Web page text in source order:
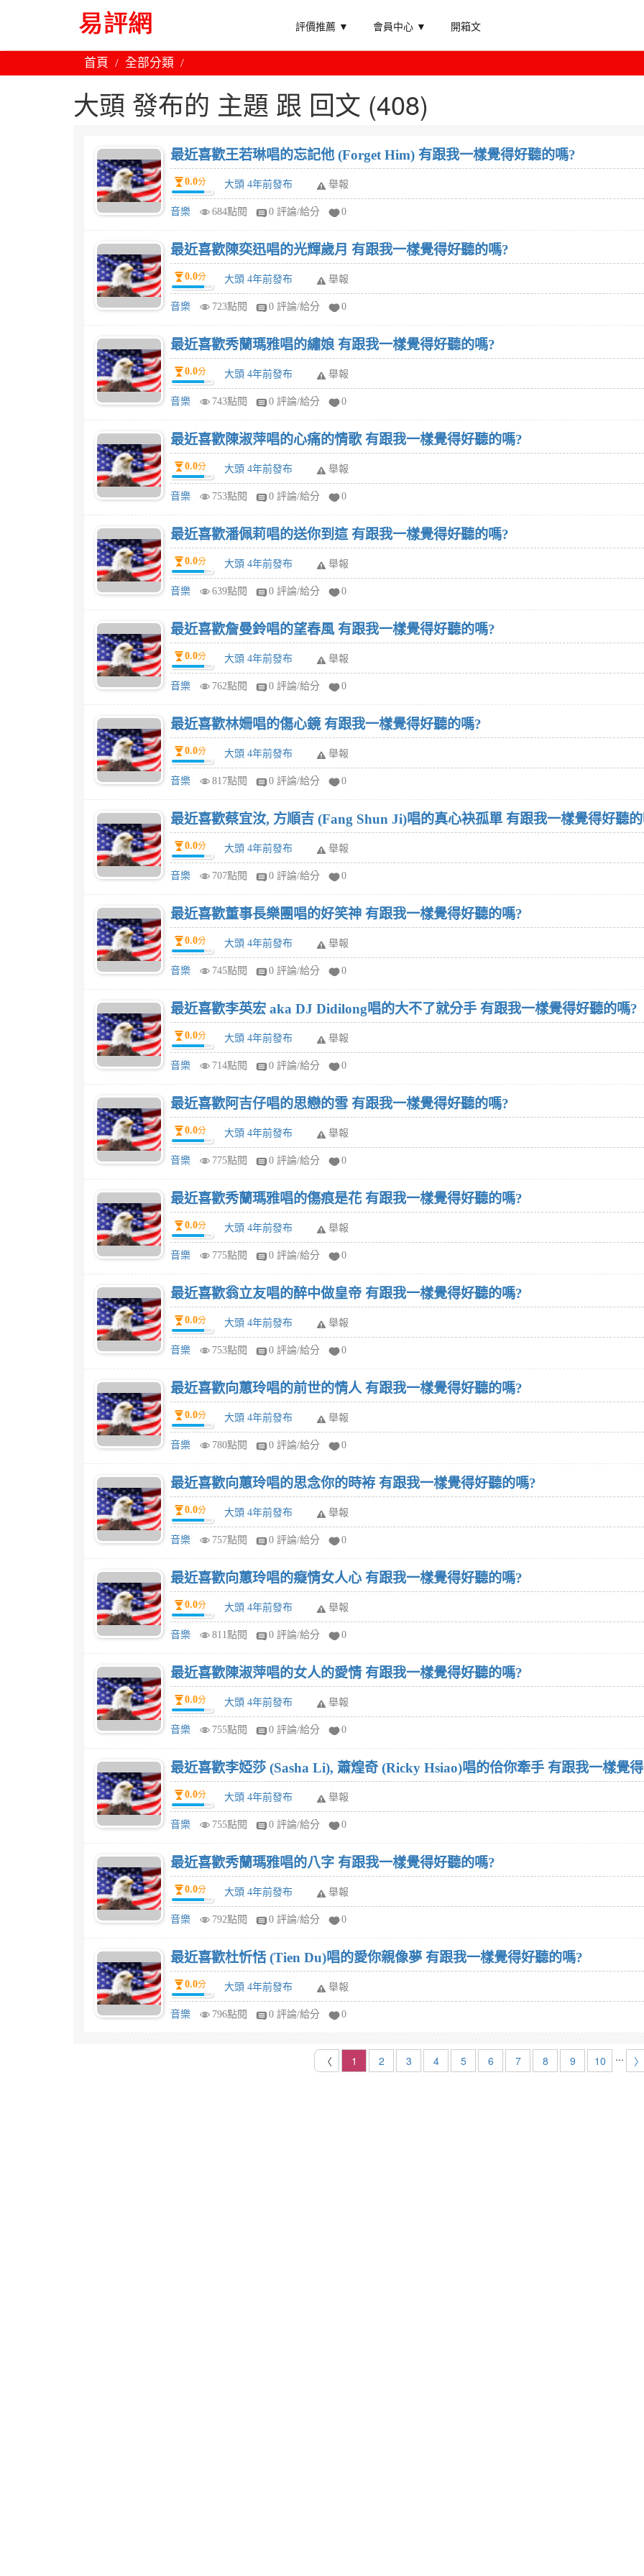
評價推薦 ▼ 會員中心 ▼ 開箱文
首頁 全部分類
大頭 發布的 主題 跟 回文 (408)
最近喜歡王若琳唱的忘記他 (Forget Him) 有跟我一樣覺得好聽的嗎?
0.0分 大頭 4年前發布 舉報
音樂 684點閱 0 評論/給分 0
最近喜歡陳奕迅唱的光輝歲月 有跟我一樣覺得好聽的嗎?
0.0分 大頭 4年前發布 舉報
音樂 723點閱 0 評論/給分 0
最近喜歡秀蘭瑪雅唱的繡娘 有跟我一樣覺得好聽的嗎?
0.0分 大頭 4年前發布 舉報
音樂 743點閱 0 評論/給分 0
最近喜歡陳淑萍唱的心痛的情歌 有跟我一樣覺得好聽的嗎?
0.0分 大頭 4年前發布 舉報
音樂 753點閱 0 評論/給分 0
最近喜歡潘佩莉唱的送你到這 有跟我一樣覺得好聽的嗎?
0.0分 大頭 4年前發布 舉報
音樂 639點閱 0 評論/給分 0
最近喜歡詹曼鈴唱的望春風 有跟我一樣覺得好聽的嗎?
0.0分 大頭 4年前發布 舉報
音樂 762點閱 0 評論/給分 0
最近喜歡林姍唱的傷心鏡 有跟我一樣覺得好聽的嗎?
0.0分 大頭 4年前發布 舉報
音樂 817點閱 0 評論/給分 0
最近喜歡蔡宜汝, 方順吉 (Fang Shun Ji)唱的真心袂孤單 有跟我一樣覺得好聽
0.0分 大頭 4年前發布 舉報
音樂 707點閱 0 評論/給分 0
最近喜歡董事長樂團唱的好笑神 有跟我一樣覺得好聽的嗎?
0.0分 大頭 4年前發布 舉報
音樂 745點閱 0 評論/給分 0
最近喜歡李英宏 aka DJ Didilong唱的大不了就分手 有跟我一樣覺得好聽的嗎?
0.0分 大頭 4年前發布 舉報
音樂 714點閱 0 評論/給分 0
最近喜歡阿吉仔唱的思戀的雪 有跟我一樣覺得好聽的嗎?
0.0分 大頭 4年前發布 舉報
音樂 775點閱 0 評論/給分 0
最近喜歡秀蘭瑪雅唱的傷痕是花 有跟我一樣覺得好聽的嗎?
0.0分 大頭 4年前發布 舉報
音樂 775點閱 0 評論/給分 0
最近喜歡翁立友唱的醉中做皇帝 有跟我一樣覺得好聽的嗎?
0.0分 大頭 4年前發布 舉報
音樂 753點閱 0 評論/給分 0
最近喜歡向蕙玲唱的前世的情人 有跟我一樣覺得好聽的嗎?
0.0分 大頭 4年前發布 舉報
音樂 780點閱 0 評論/給分 0
最近喜歡向蕙玲唱的思念你的時袸 有跟我一樣覺得好聽的嗎?
0.0分 大頭 4年前發布 舉報
音樂 757點閱 0 評論/給分 0
最近喜歡向蕙玲唱的癡情女人心 有跟我一樣覺得好聽的嗎?
0.0分 大頭 4年前發布 舉報
音樂 811點閱 0 評論/給分 0
最近喜歡陳淑萍唱的女人的愛情 有跟我一樣覺得好聽的嗎?
0.0分 大頭 4年前發布 舉報
音樂 755點閱 0 評論/給分 0
最近喜歡李婭莎 (Sasha Li), 蕭煌奇 (Ricky Hsiao)唱的佮你牽手 有跟我一樣覺
0.0分 大頭 4年前發布 舉報
音樂 755點閱 0 評論/給分 0
最近喜歡秀蘭瑪雅唱的八字 有跟我一樣覺得好聽的嗎?
0.0分 大頭 4年前發布 舉報
音樂 792點閱 0 評論/給分 0
最近喜歡杜忻恬 (Tien Du)唱的愛你親像夢 有跟我一樣覺得好聽的嗎?
0.0分 大頭 4年前發布 舉報
音樂 796點閱 0 評論/給分 0
〈 1 2 3 4 5 6 7 8 9 10 ... 〉